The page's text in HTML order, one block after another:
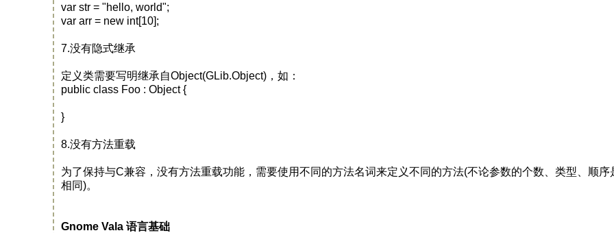
var str = "hello, world";
var arr = new int[10];
7.没有隐式继承
定义类需要写明继承自Object(GLib.Object)，如：
public class Foo : Object {
}
8.没有方法重载
为了保持与C兼容，没有方法重载功能，需要使用不同的方法名词来定义不同的方法(不论参数的个数、类型、顺序
相同)。
Gnome Vala 语言基础